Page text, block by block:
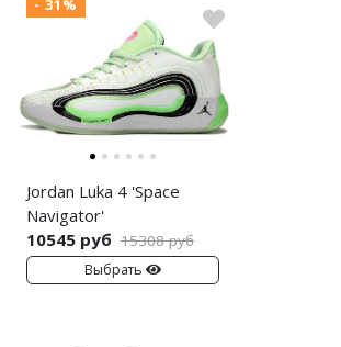
- 31%
Jordan Luka 4 'Space
Navigator'
10545 руб 15308 руб
Выбрать
Nike Uptempo
Nike Foamposite